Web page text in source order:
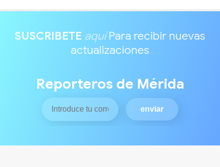
SUSCRIBETE aquíPara recibir nuevas
actualizaciones
Reporteros de Mérida